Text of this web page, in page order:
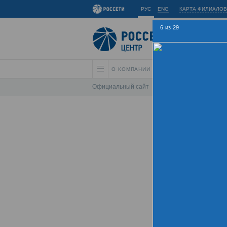
РУС ENG КАРТА ФИЛИАЛОВ
О КОМПАНИИ
Официальный сайт
6 из 29